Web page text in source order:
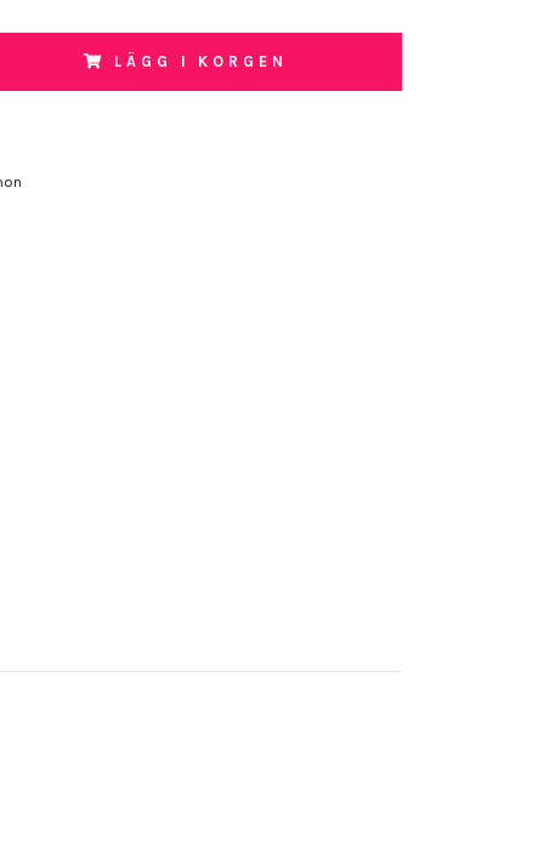
LÄGG I KORGEN